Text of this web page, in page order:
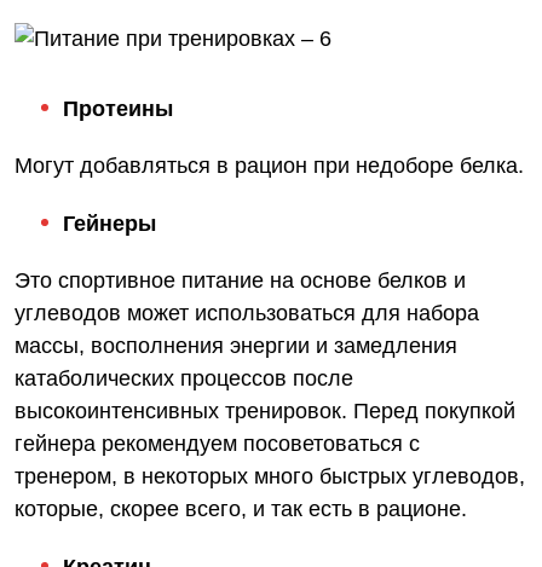
Протеины
Могут добавляться в рацион при недоборе белка.
Гейнеры
Это спортивное питание на основе белков и
углеводов может использоваться для набора
массы, восполнения энергии и замедления
катаболических процессов после
высокоинтенсивных тренировок. Перед покупкой
гейнера рекомендуем посоветоваться с
тренером, в некоторых много быстрых углеводов,
которые, скорее всего, и так есть в рационе.